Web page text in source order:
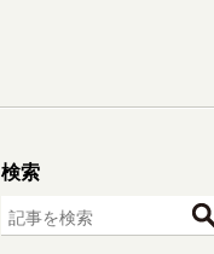
検索